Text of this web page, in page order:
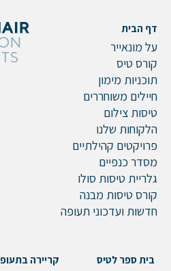
דף הבית
על מונאייר
קורס טיס
תוכניות מימון
חיילים משוחררים
טיסות צילום
הלקוחות שלנו
פרויקטים קהילתיים
מסדר כנפיים
גלריית טיסות סולו
קורס טיסות מבנה
חדשות ועדכוני תעופה
בית ספר לטיס קריירה
נשמח לשוחח אתכם,
ולעזור לכם להגשים את
שם פרטי
דוא"ל